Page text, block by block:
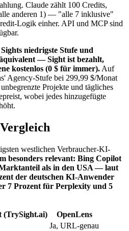
Claude zählt 100 Credits,
anderen 1) — "alle 7 inklusive"
Logik einher. API und MCP sind
niedrigste Stufe und
— Sight ist bezahlt,
kostenlos (0 $ für immer).Auf
Agency-Stufe bei 299,99 $/Monat
Projekte und tägliches
wobei jedes hinzugefügte
westlichen Verbraucher-KI-
besonders relevant: Bing Copilot
als in den USA — laut
der deutschen KI-Anwender
7 Prozent für Perplexity und 5
(TrySight.ai)
OpenLens
Ja, URL-genau